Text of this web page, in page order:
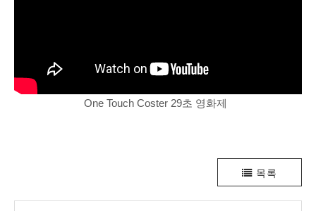
One Touch Coster 29초 영화제
목록